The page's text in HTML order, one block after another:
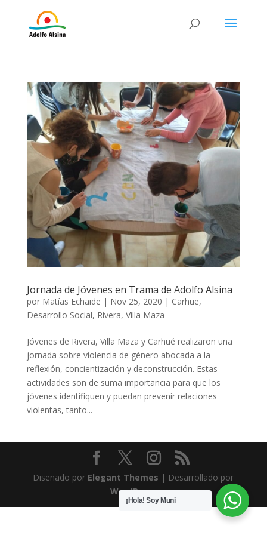
Jornada de Jóvenes en Trama de Adolfo Alsina
por Matías Echaide | Nov 25, 2020 | Carhue,
Desarrollo Social, Rivera, Villa Maza
Jóvenes de Rivera, Villa Maza y Carhué realizaron una
jornada sobre violencia de género abocada a la
reflexión, concientización y deconstrucción. Estas
actividades son de suma importancia para que los
jóvenes identifiquen y puedan prevenir relaciones
violentas, tanto...
Diseñado por Elegant Themes | Desarrollado por
WordPress
¡Hola! Soy Muni